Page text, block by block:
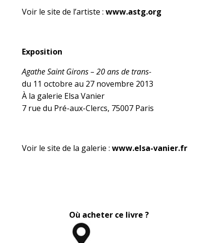
Voir le site de l’artiste : www.astg.org
Exposition
Agathe Saint Girons – 20 ans de trans-
du 11 octobre au 27 novembre 2013
À la galerie Elsa Vanier
7 rue du Pré-aux-Clercs, 75007 Paris
Voir le site de la galerie : www.elsa-vanier.fr
Où acheter ce livre ?